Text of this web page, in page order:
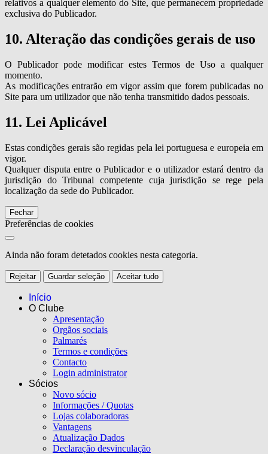
relativos a qualquer elemento do Site, que permanecem propriedade
exclusiva do Publicador.
10. Alteração das condições gerais de uso
O Publicador pode modificar estes Termos de Uso a qualquer
momento.
As modificações entrarão em vigor assim que forem publicadas no
Site para um utilizador que não tenha transmitido dados pessoais.
11. Lei Aplicável
Estas condições gerais são regidas pela lei portuguesa e europeia em
vigor.
Qualquer disputa entre o Publicador e o utilizador estará dentro da
jurisdição do Tribunal competente cuja jurisdição se rege pela
localização da sede do Publicador.
Fechar
Preferências de cookies
Ainda não foram detetados cookies nesta categoria.
Rejeitar Guardar seleção Aceitar tudo
Início
O Clube
Apresentação
Orgãos sociais
Palmarés
Termos e condições
Contacto
Login administrator
Sócios
Novo sócio
Informações / Quotas
Lojas colaboradoras
Vantagens
Atualização Dados
Declaração desvinculação